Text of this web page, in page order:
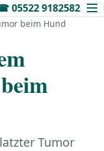
05522 9182582
beim Hund
Tumor